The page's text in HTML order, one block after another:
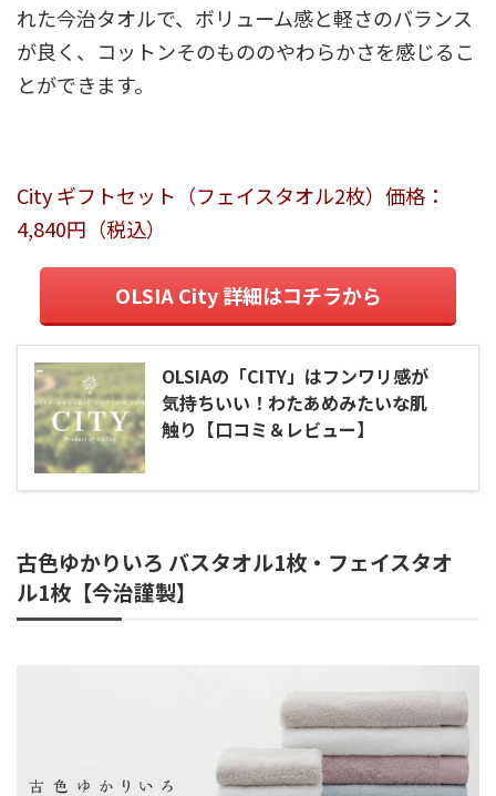
れた今治タオルで、ボリューム感と軽さのバランス
が良く、コットンそのもののやわらかさを感じるこ
とができます。
City ギフトセット（フェイスタオル2枚）価格：
4,840円（税込）
OLSIA City 詳細はコチラから
OLSIAの「CITY」はフンワリ感が
気持ちいい！わたあめみたいな肌
触り【口コミ＆レビュー】
古色ゆかりいろ バスタオル1枚・フェイスタオ
ル1枚【今治謹製】